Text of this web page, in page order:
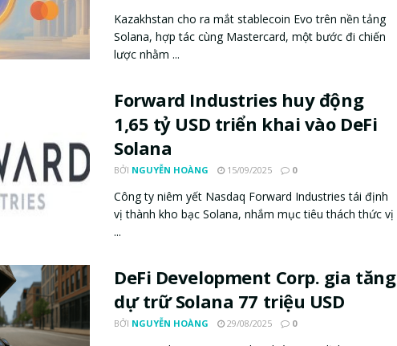
Kazakhstan cho ra mắt stablecoin Evo trên nền tảng
Solana, hợp tác cùng Mastercard, một bước đi chiến
lược nhằm ...
Forward Industries huy động
1,65 tỷ USD triển khai vào DeFi
Solana
BỞI NGUYỄN HOÀNG 15/09/2025 0
Công ty niêm yết Nasdaq Forward Industries tái định
vị thành kho bạc Solana, nhắm mục tiêu thách thức vị
...
DeFi Development Corp. gia tăng
dự trữ Solana 77 triệu USD
BỞI NGUYỄN HOÀNG 29/08/2025 0